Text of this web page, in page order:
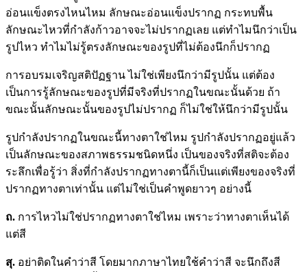
อ่อนแข็งตรงไหนไหม ลักษณะอ่อนแข็งปรากฏ กระทบพื้น
ลักษณะไหวที่กำลังก้าวอาจจะไม่ปรากฏเลย แต่ทำไมนึกว่าเป็น
รูปไหว ทำไมไม่รู้ตรงลักษณะของรูปที่ไม่ต้องนึกก็ปรากฏ
การอบรมเจริญสติปัฏฐาน ไม่ใช่เพียงนึกว่ามีรูปนั้น แต่ต้อง
เป็นการรู้ลักษณะของรูปที่มีจริงที่ปรากฏในขณะนั้นด้วย ถ้า
ขณะนั้นลักษณะนั้นของรูปไม่ปรากฏ ก็ไม่ใช่ให้นึกว่ามีรูปนั้น
รูปกำลังปรากฏในขณะนี้ทางตาใช่ไหม รูปกำลังปรากฏอยู่แล้ว
เป็นลักษณะของสภาพธรรมชนิดหนึ่ง เป็นของจริงที่สติจะต้อง
ระลึกเพื่อรู้ว่า สิ่งที่กำลังปรากฏทางตานี้ก็เป็นแต่เพียงของจริงที่
ปรากฏทางตาเท่านั้น แต่ไม่ใช่เป็นคำพูดยาวๆ อย่างนี้
ถ. การไหวไม่ใช่ปรากฏทางตาใช่ไหม เพราะว่าทางตาเห็นได้
แต่สี
สุ. อย่าติดในคำว่าสี โดยมากภาษาไทยใช้คำว่าสี จะนึกถึงสี